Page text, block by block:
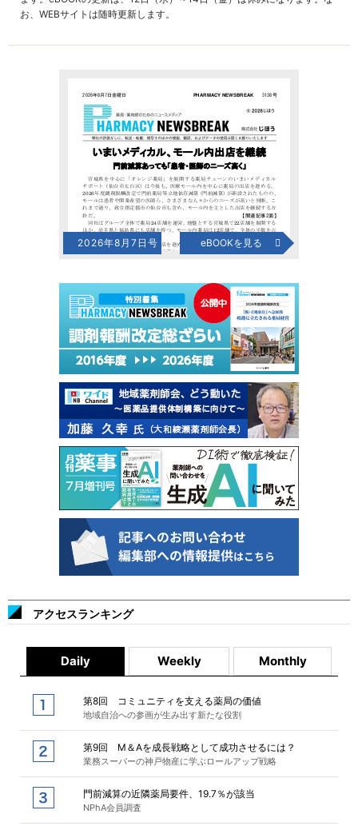
お、WEBサイトは随時更新します。
2026年8月7日号 eBOOKを見る
アクセスランキング
Daily Weekly Monthly
第8回 コミュニティを支える薬局の価値
地域自治への参画が生み出す新たな役割
第9回 M＆Aを成長戦略として成功させるには？
業務スーパーの神戸物産に学ぶロールアップ戦略
門前減算の近隣薬局要件、19.7％が該当
NPhA会員調査